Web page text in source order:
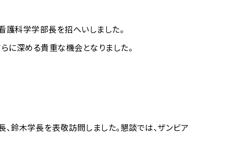
護科学学部長を招へいしました。
に深める貴重な機会となりました。
鈴木学長を表敬訪問しました。懇談では、ザンビア